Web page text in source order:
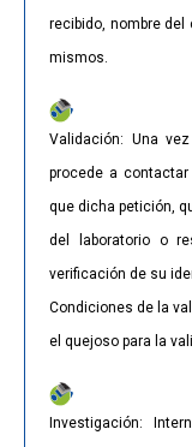
recibido, nombre
mismos.
Validación: Una
procede a
que dicha petición,
del laboratorio o
verificación de su
Condiciones de la
el quejoso para la
Investigación: